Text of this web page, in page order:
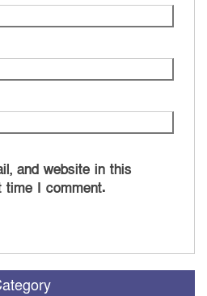
and website in this
time I comment.